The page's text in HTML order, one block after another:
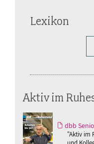
Lexikon
Aktiv im
dbb
"Aktiv im